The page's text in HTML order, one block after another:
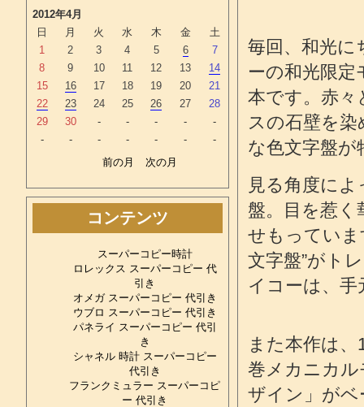
毎回、和光
ーの和光限
本です。赤々
スの石壁を
な色文字盤が
見る角度に
盤。目を惹
せもっていま
文字盤”がト
イコーは、
また本作は
巻メカニカル
ザイン」が
2012年4月
日
月 火 水 木 金
土
1
2 3 4 5 6
7
8
9 10 11 12 13
14
15
16 17 18 19 20
21
22
23 24 25 26 27
28
29
30 - - - -
-
-
- - - - -
-
前の月
次の月
コンテンツ
スーパーコピー時計
ロレックス スーパーコピー 代
引き
オメガ スーパーコピー 代引き
ウブロ スーパーコピー 代引き
パネライ スーパーコピー 代引
き
シャネル 時計 スーパーコピー
代引き
フランクミュラー スーパーコピ
ー 代引き